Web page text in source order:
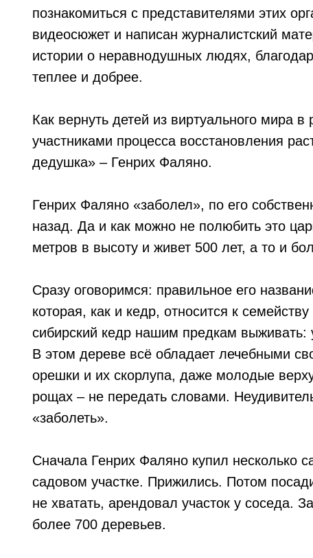
познакомиться с представителями этих
видеосюжет и написан журналистский
истории о неравнодушных людях,
теплее и добрее.
Как вернуть детей из виртуального мира
участниками процесса восстановления
дедушка» – Генрих Фаляно.
Генрих Фаляно «заболел», по его
назад. Да и как можно не полюбить это
метров в высоту и живет 500 лет, а то и
Сразу оговоримся: правильное его
которая, как и кедр, относится к
сибирский кедр нашим предкам
В этом дереве всё обладает лечебными
орешки и их скорлупа, даже молодые
рощах – не передать словами.
«заболеть».
Сначала Генрих Фаляно купил несколько
садовом участке. Прижились. Потом
не хватать, арендовал участок у соседа.
более 700 деревьев.